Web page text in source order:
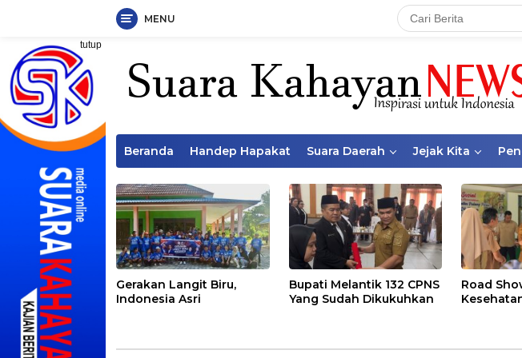
Langsung
konten
MENU
tutup
Beranda Handep Hapakat Suara Daerah Jejak Kita
Gerakan Langit Biru,
Indonesia Asri
Bupati Melantik 132 CPNS
Yang Sudah Dikukuhkan
Road